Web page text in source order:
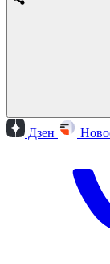
Дзен